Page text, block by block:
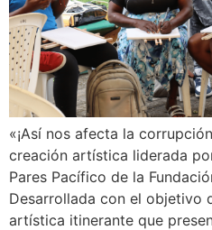
«¡Así nos afecta la
creación artística liderada
Pares Pacífico de la
Desarrollada con el objetivo
artística itinerante que